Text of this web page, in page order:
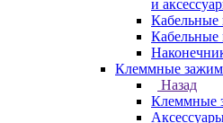
и
Кабельные
Клеммные
Назад
Клеммные